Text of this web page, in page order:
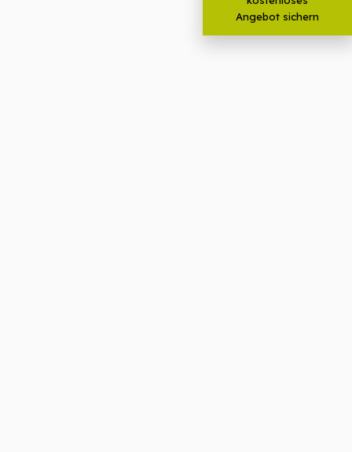
Angebot sichern